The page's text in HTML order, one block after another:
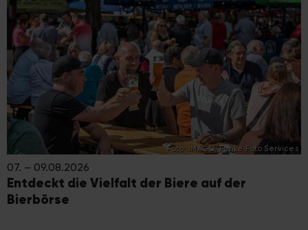
Foto: IMAGO/Funke Foto Services
07. – 09.08.2026
Entdeckt die Vielfalt der Biere auf der
Bierbörse